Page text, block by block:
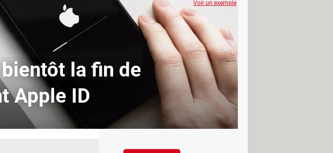
la fin de
Apple ID
Voir un exemple